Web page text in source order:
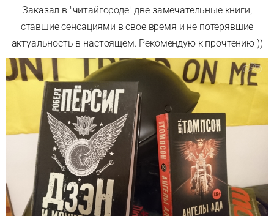
Заказал в "читайгороде" две замечательные книги,
ставшие сенсациями в свое время и не потерявшие
актуальность в настоящем. Рекомендую к прочтению ))